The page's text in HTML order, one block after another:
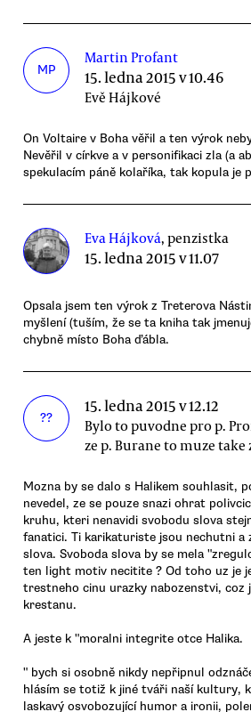
MP
Martin Profant
15. ledna 2015 v 10.46
Evě Hájkové
On Voltaire v Boha věřil a ten výrok
Nevěřil v církve a v personifikaci zla (a
spekulacím páně kolaříka, tak kopula je
Eva Hájková, penzistka
15. ledna 2015 v 11.07
Opsala jsem ten výrok z Treterova
myšlení (tuším, že se ta kniha tak
chybně místo Boha ďábla.
??
15. ledna 2015 v 12.12
Bylo to puvodne pro p.
ze p. Burane to muze
Mozna by se dalo s Halikem souhlasit,
nevedel, ze se pouze snazi ohrat
kruhu, kteri nenavidi svobodu slova
fanatici. Ti karikaturiste jsou nechutni a
slova. Svoboda slova by se mela
ten light motiv necitite ? Od toho uz je
trestneho cinu urazky nabozenstvi, coz
krestanu.
A jeste k "moralni integrite otce Halika.
" bych si osobně nikdy nepřipnul
hlásím se totiž k jiné tváři naší kultury,
laskavý osvobozující humor a ironii,